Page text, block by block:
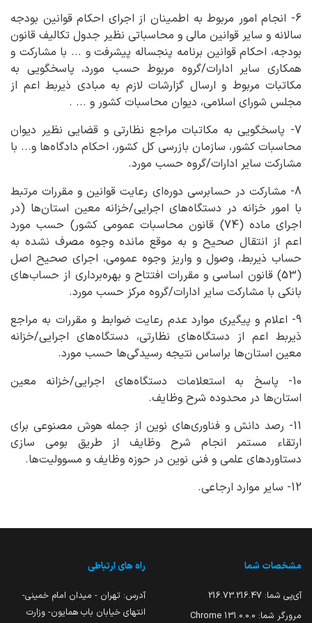
6- انجام امور مربوط به اطمینان از اجرای احکام قوانین بودجه
سالانه و سایر قوانین مالی و محاسباتی نظیر جدول تکالیف قانون
بودجه، احکام قوانین برنامه پنجساله پیشرفت و ... با مشارکت و
همکاری سایر ادارات/گروه مربوط حسب مورد، پاسخگویی به
مکاتبات مربوط و ارسال گزارشات لازم به مبادی ذیربط اعم از
مجلس شورای اسلامی، دیوان محاسبات کشور و ... .
7- پاسخگویی به مکاتبات مراجع نظارتی و قضایی نظیر دیوان
محاسبات کشور، سازمان بازرسی کل کشور، احکام دادگاه‌ها و... با
مشارکت سایر ادارات/گروه حسب مورد.
8- مشارکت در حسابرسی دوره‌ای رعایت قوانین و مقررات مرتبط
با امور خزانه در دستگاه‌های اجرایی/خزانه معین استان‌ها (در
اجرای ماده (74) قانون محاسبات عمومی کشور) حسب مورد
اعم از انتقال صحیح و به موقع مانده وجوه مصرف نشده به
حساب ذیربط، وصول و واریز وجوه عمومی، اجرای صحیح اصل
(53) قانون اساسی و مقررات افتتاح و بهره‌برداری از حساب‌های
بانکی با مشارکت سایر ادارات/گروه مرکز حسب مورد.
9- اعلام و پیگیری موارد عدم رعایت ضوابط و مقررات به مراجع
ذیربط اعم از دستگاه‌های نظارتی، دستگاه‌های اجرایی/خزانه
معین استان‌ها براساس نتیجه رسیدگی‌ها حسب مورد.
10- پاسخ به استعلامات دستگاه‌های اجرایی/خزانه معین
استان‌ها در محدوده شرح وظایف.
11- رصد دانش و فناوری‌های نوین از جمله هوش مصنوعی برای
ارتقاء مستمر انجام شرح وظایف از طریق بومی سازی
دستاوردهای علمی و فنی نوین در حوزه وظایف و مسوولیت‌ها.
12- سایر موارد ارجاعی.
مشخصات شما
آی‌پی شما: 216.73.216.47
مرورگر شما: 131.0.0.0 Chrome
راه های ارتباطی
آدرس: تهران - میدان امام خمینی-
انتهای خیابان باب همایون- وزارت